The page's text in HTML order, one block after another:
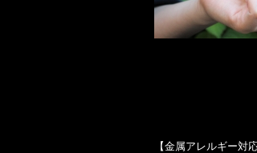
【金属アレルギー対応